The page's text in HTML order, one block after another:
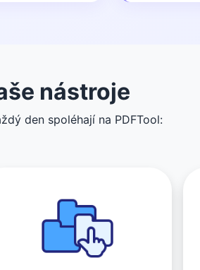
nástroje
den spoléhají na PDFTool: